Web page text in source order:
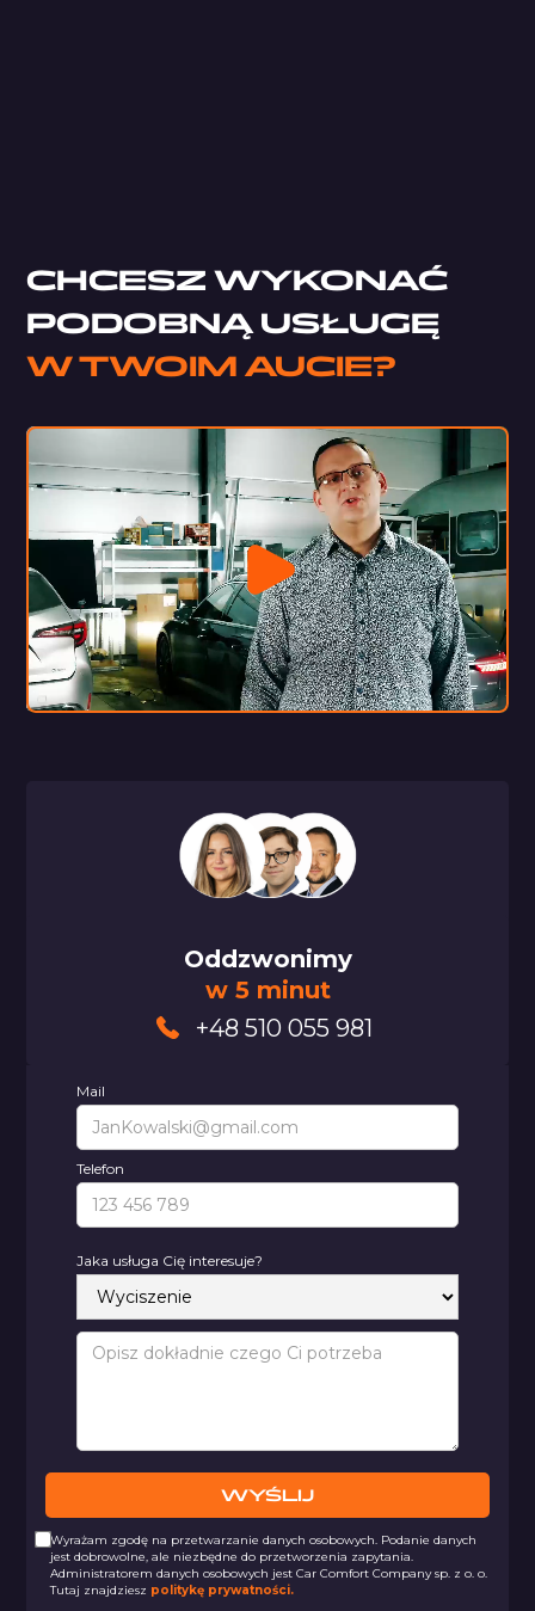
CHCESZ WYKONAĆ
PODOBNĄ USŁUGĘ
W TWOIM AUCIE?
Oddzwonimy
w 5 minut
+48 510 055 981
Mail
Telefon
Jaka usługa Cię interesuje?
Wyrażam zgodę na przetwarzanie danych osobowych. Podanie danych
jest dobrowolne, ale niezbędne do przetworzenia zapytania.
Administratorem danych osobowych jest Car Comfort Company sp. z o. o.
Tutaj znajdziesz politykę prywatności.